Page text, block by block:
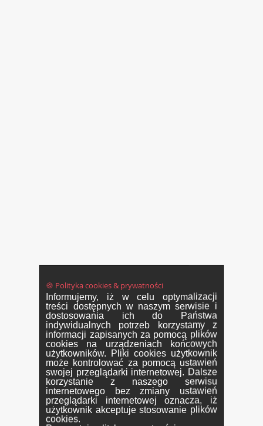
🍪 Polityka cookies & prywatności
Informujemy, iż w celu optymalizacji
treści dostępnych w naszym serwisie i
dostosowania ich do Państwa
indywidualnych potrzeb korzystamy z
informacji zapisanych za pomocą plików
cookies na urządzeniach końcowych
użytkowników. Pliki cookies użytkownik
może kontrolować za pomocą ustawień
swojej przeglądarki internetowej. Dalsze
korzystanie z naszego serwisu
internetowego bez zmiany ustawień
przeglądarki internetowej oznacza, iż
użytkownik akceptuje stosowanie plików
cookies.